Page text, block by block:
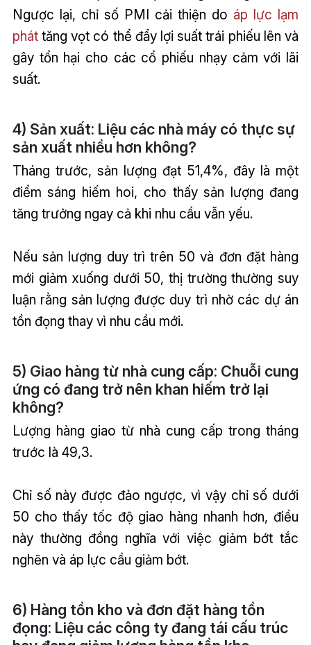
Ngược lại, chỉ số PMI cải thiện do áp lực lạm
pháttăng vọt có thể đẩy lợi suất trái phiếu lên và
gây tổn hại cho các cổ phiếu nhạy cảm với lãi
suất.
4) Sản xuất: Liệu các nhà máy có thực sự
sản xuất nhiều hơn không?
Tháng trước, sản lượng đạt 51,4%, đây là một
điểm sáng hiếm hoi, cho thấy sản lượng đang
tăng trưởng ngay cả khi nhu cầu vẫn yếu.
Nếu sản lượng duy trì trên 50 và đơn đặt hàng
mới giảm xuống dưới 50, thị trường thường suy
luận rằng sản lượng được duy trì nhờ các dự án
tồn đọng thay vì nhu cầu mới.
5) Giao hàng từ nhà cung cấp: Chuỗi cung
ứng có đang trở nên khan hiếm trở lại
không?
Lượng hàng giao từ nhà cung cấp trong tháng
trước là 49,3.
Chỉ số này được đảo ngược, vì vậy chỉ số dưới
50 cho thấy tốc độ giao hàng nhanh hơn, điều
này thường đồng nghĩa với việc giảm bớt tắc
nghẽn và áp lực cầu giảm bớt.
6) Hàng tồn kho và đơn đặt hàng tồn
đọng: Liệu các công ty đang tái cấu trúc